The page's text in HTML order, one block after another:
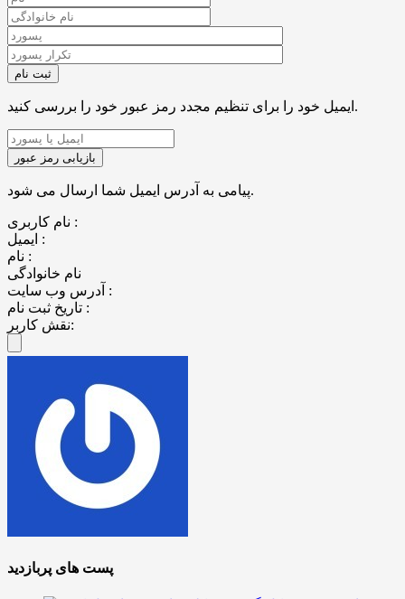
ایمیل خود را برای تنظیم مجدد رمز عبور خود را بررسی کنید.
پیامی به آدرس ایمیل شما ارسال می شود.
نام کاربری :
ایمیل :
نام :
نام خانوادگی
آدرس وب سایت :
تاریخ ثبت نام :
نقش کاربر:
پست های پربازدید